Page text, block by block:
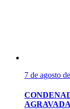
7 de agosto